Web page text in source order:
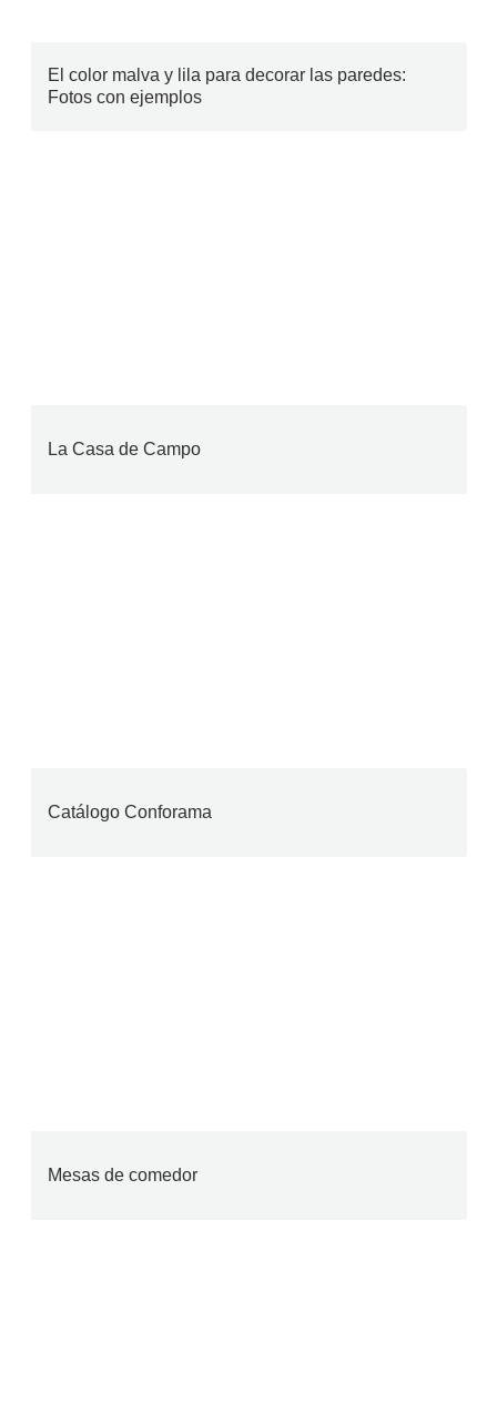
El color malva y lila para decorar las paredes:
Fotos con ejemplos
La Casa de Campo
Catálogo Conforama
Mesas de comedor